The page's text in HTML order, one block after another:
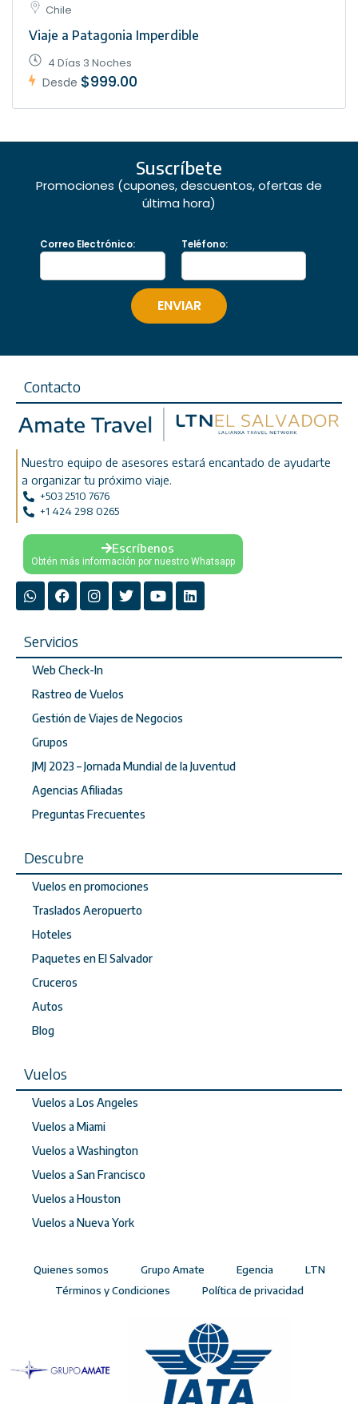
Chile
Viaje a Patagonia Imperdible
4 Días 3 Noches
Desde $999.00
Suscríbete
Promociones (cupones, descuentos, ofertas de
última hora)
Correo Electrónico: Teléfono:
Contacto
Nuestro equipo de asesores estará encantado de ayudarte
a organizar tu próximo viaje.
+503 2510 7676
+1 424 298 0265
Escríbenos
Obtén más información por nuestro Whatsapp
Servicios
Web Check-In
Rastreo de Vuelos
Gestión de Viajes de Negocios
Grupos
JMJ 2023 – Jornada Mundial de la Juventud
Agencias Afiliadas
Preguntas Frecuentes
Descubre
Vuelos en promociones
Traslados Aeropuerto
Hoteles
Paquetes en El Salvador
Cruceros
Autos
Blog
Vuelos
Vuelos a Los Angeles
Vuelos a Miami
Vuelos a Washington
Vuelos a San Francisco
Vuelos a Houston
Vuelos a Nueva York
Quienes somos Grupo Amate Egencia
LTN
Términos y Condiciones
Política de privacidad